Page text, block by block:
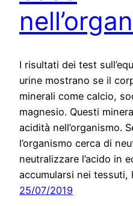
I risultati dei test
urine mostrano se il
minerali come calcio,
magnesio. Questi
acidità nell’organismo.
l’organismo cerca di
neutralizzare l’acido in
accumularsi nei tessuti,
25/07/2019